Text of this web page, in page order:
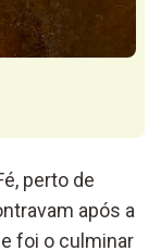
perto de
após a
foi o culminar